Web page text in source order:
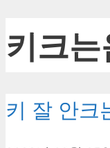
키크는
키 잘 안크